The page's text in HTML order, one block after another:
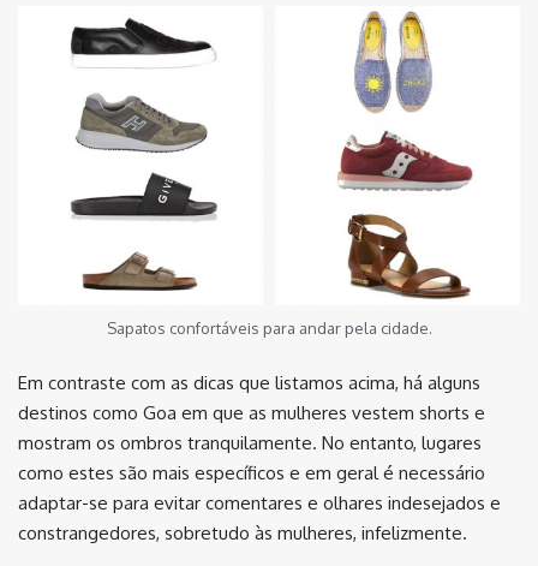
Sapatos confortáveis para andar pela cidade.
Em contraste com as dicas que listamos acima, há alguns
destinos como Goa em que as mulheres vestem shorts e
mostram os ombros tranquilamente. No entanto, lugares
como estes são mais específicos e em geral é necessário
adaptar-se para evitar comentares e olhares indesejados e
constrangedores, sobretudo às mulheres, infelizmente.